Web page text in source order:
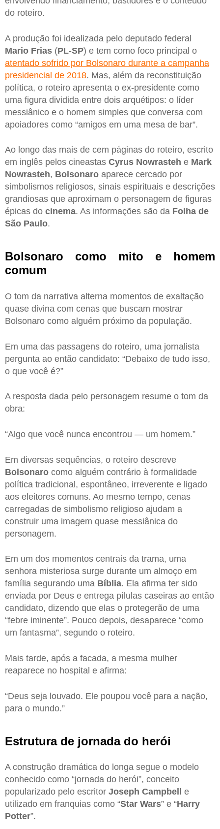
do roteiro.
A produção foi idealizada pelo deputado federal
Mario Frias (PL-SP) e tem como foco principal o
atentado sofrido por Bolsonaro durante a campanha
presidencial de 2018. Mas, além da reconstituição
política, o roteiro apresenta o ex-presidente como
uma figura dividida entre dois arquétipos: o líder
messiânico e o homem simples que conversa com
apoiadores como “amigos em uma mesa de bar”.
Ao longo das mais de cem páginas do roteiro, escrito
em inglês pelos cineastas Cyrus Nowrasteh e Mark
Nowrasteh, Bolsonaro aparece cercado por
simbolismos religiosos, sinais espirituais e descrições
grandiosas que aproximam o personagem de figuras
épicas do cinema. As informações são da Folha de
São Paulo.
Bolsonaro como mito e homem
comum
O tom da narrativa alterna momentos de exaltação
quase divina com cenas que buscam mostrar
Bolsonaro como alguém próximo da população.
Em uma das passagens do roteiro, uma jornalista
pergunta ao então candidato: “Debaixo de tudo isso,
o que você é?”
A resposta dada pelo personagem resume o tom da
obra:
“Algo que você nunca encontrou — um homem.”
Em diversas sequências, o roteiro descreve
Bolsonaro como alguém contrário à formalidade
política tradicional, espontâneo, irreverente e ligado
aos eleitores comuns. Ao mesmo tempo, cenas
carregadas de simbolismo religioso ajudam a
construir uma imagem quase messiânica do
personagem.
Em um dos momentos centrais da trama, uma
senhora misteriosa surge durante um almoço em
família segurando uma Bíblia. Ela afirma ter sido
enviada por Deus e entrega pílulas caseiras ao então
candidato, dizendo que elas o protegerão de uma
“febre iminente”. Pouco depois, desaparece “como
um fantasma”, segundo o roteiro.
Mais tarde, após a facada, a mesma mulher
reaparece no hospital e afirma:
“Deus seja louvado. Ele poupou você para a nação,
para o mundo.”
Estrutura de jornada do herói
A construção dramática do longa segue o modelo
conhecido como “jornada do herói”, conceito
popularizado pelo escritor Joseph Campbell
e
utilizado em franquias como “Star Wars” e “Harry
Potter”.